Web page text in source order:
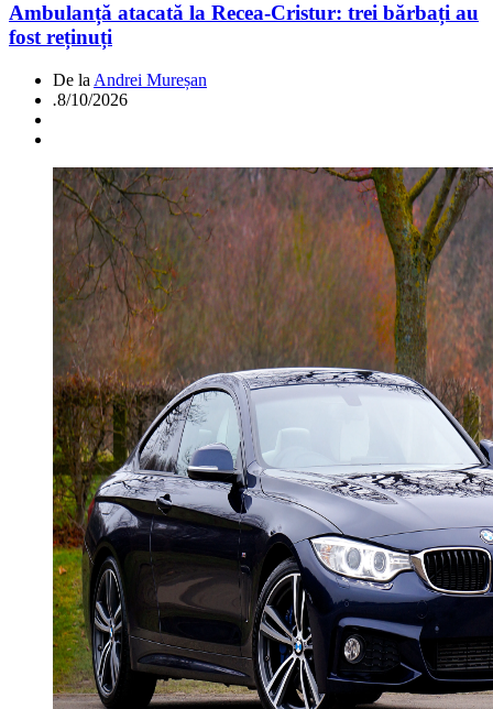
Ambulanță atacată la Recea-Cristur: trei bărbați au
fost reținuți
De la Andrei Mureșan
.8/10/2026